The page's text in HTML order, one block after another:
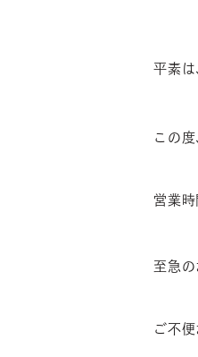
平素
この
営業
至急の
ご不